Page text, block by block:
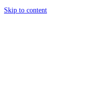
Skip to content